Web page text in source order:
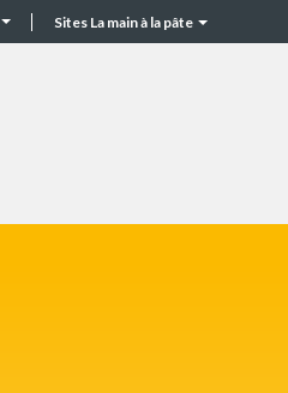
Sites La main à la pâte